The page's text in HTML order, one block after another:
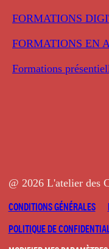
FORMATIONS
FORMATIONS EN
Formations
@ 2026 L'atelier des
CONDITIONS GÉNÉRALES
POLITIQUE DE